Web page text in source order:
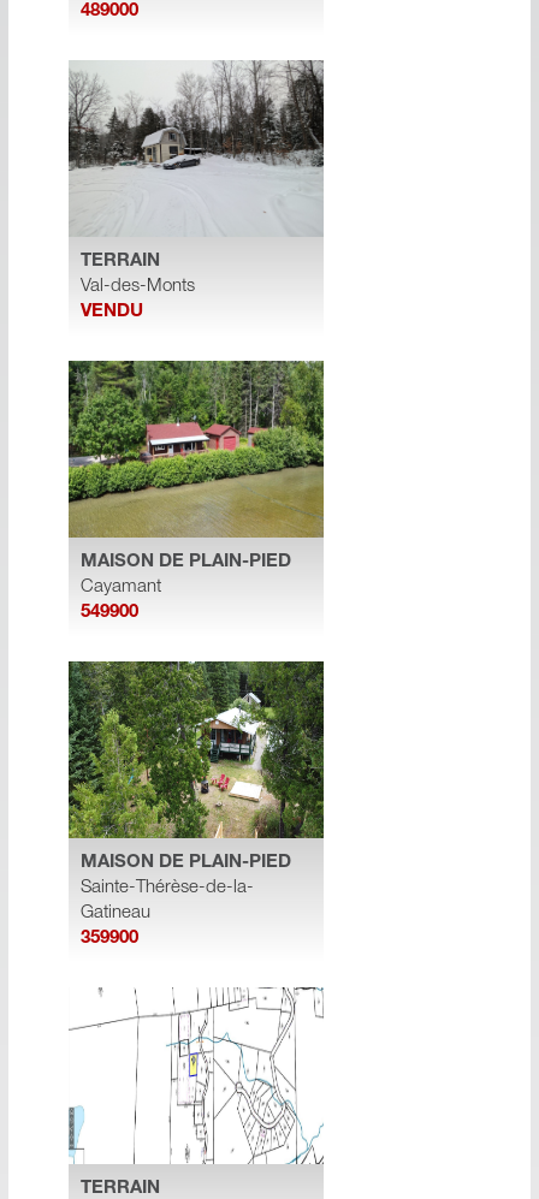
489000
TERRAIN
Val-des-Monts
VENDU
MAISON DE PLAIN-PIED
Cayamant
549900
MAISON DE PLAIN-PIED
Sainte-Thérèse-de-la-
Gatineau
359900
TERRAIN